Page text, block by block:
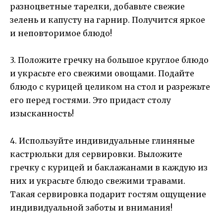
разноцветные тарелки, добавьте свежие
зелень и капусту на гарнир. Получится яркое
и неповторимое блюдо!
3. Положите гречку на большое круглое блюдо
и украсьте его свежими овощами. Подайте
блюдо с курицей целиком на стол и разрежьте
его перед гостями. Это придаст столу
изысканность!
4. Используйте индивидуальные глиняные
кастрюльки для сервировки. Выложите
гречку с курицей и баклажанами в каждую из
них и украсьте блюдо свежими травами.
Такая сервировка подарит гостям ощущение
индивидуальной заботы и внимания!